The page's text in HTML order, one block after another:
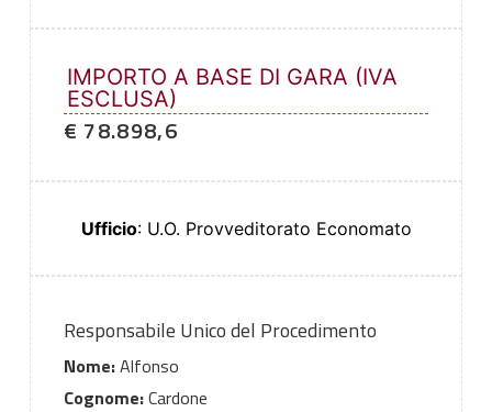
IMPORTO A BASE DI GARA (IVA
ESCLUSA)
€ 78.898,6
Ufficio: U.O. Provveditorato Economato
Responsabile Unico del Procedimento
Nome:Alfonso
Cognome:Cardone